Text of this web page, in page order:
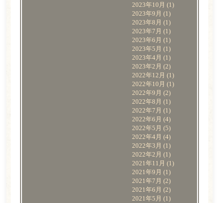
2023年10月 (1)
2023年9月 (1)
2023年8月 (1)
2023年7月 (1)
2023年6月 (1)
2023年5月 (1)
2023年4月 (1)
2023年2月 (2)
2022年12月 (1)
2022年10月 (1)
2022年9月 (2)
2022年8月 (1)
2022年7月 (1)
2022年6月 (4)
2022年5月 (5)
2022年4月 (4)
2022年3月 (1)
2022年2月 (1)
2021年11月 (1)
2021年9月 (1)
2021年7月 (2)
2021年6月 (2)
2021年5月 (1)